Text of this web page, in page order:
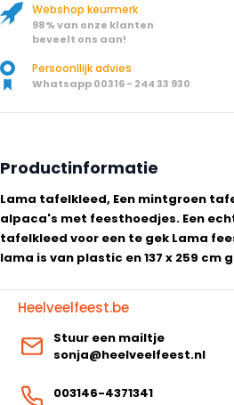
Webshop keurmerk
98% van onze klanten
beveelt ons aan!
Persoonllijk advies
Whatsapp 00316 - 244 33 930
Productinformatie
Lama tafelkleed, Een mintgroen
alpaca's met feesthoedjes. Een
tafelkleed voor een te gek Lama
lama is van plastic en 137 x 259 cm
Heelveelfeest.be
Stuur een mailtje
sonja@heelveelfeest.nl
003146-4371341